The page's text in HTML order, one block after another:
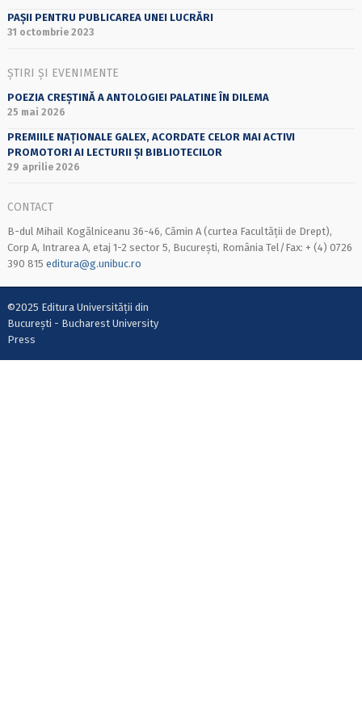
PAȘII PENTRU PUBLICAREA UNEI LUCRĂRI
31 octombrie 2023
ȘTIRI ȘI EVENIMENTE
POEZIA CREȘTINĂ A ANTOLOGIEI PALATINE ÎN DILEMA
25 mai 2026
PREMIILE NAȚIONALE GALEX, ACORDATE CELOR MAI ACTIVI
PROMOTORI AI LECTURII ȘI BIBLIOTECILOR
29 aprilie 2026
CONTACT
B-dul Mihail Kogălniceanu 36-46, Cămin A (curtea Facultății de Drept),
Corp A, Intrarea A, etaj 1-2 sector 5, București, România Tel/Fax: + (4) 0726
390 815 editura@g.unibuc.ro
©2025 Editura Universității din
București - Bucharest University
Press